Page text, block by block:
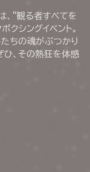
、“観る者すべてを
クシングイベント。
ちの魂がぶつかり
ひ、その熱狂を体感